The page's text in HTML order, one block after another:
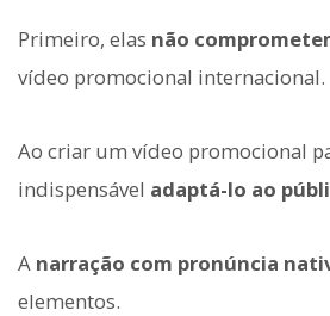
Primeiro, elas não
vídeo promocional internacional.
Ao criar um vídeo promocional
indispensável adaptá-lo ao
A narração com pronúncia
elementos.